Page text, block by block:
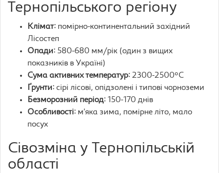
Тернопільського регіону
Клімат: помірно-континентальний західний
Лісостеп
Опади: 580-680 мм/рік (один з вищих
показників в Україні)
Сума активних температур: 2300-2500°C
Ґрунти: сірі лісові, опідзолені і типові чорноземи
Безморозний період: 150-170 днів
Особливості: м’яка зима, помірне літо, мало
посух
Сівозміна у Тернопільській
області